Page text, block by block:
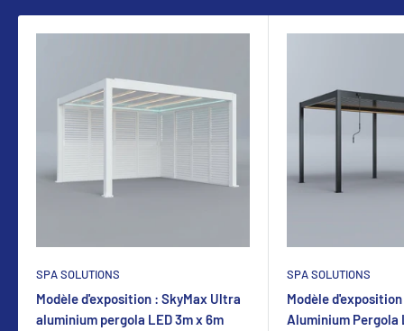
SPA SOLUTIONS
Modèle d'exposition : SkyMax Ultra
aluminium pergola LED 3m x 6m
SPA SOLUTIONS
Modèle
Aluminium Pergola